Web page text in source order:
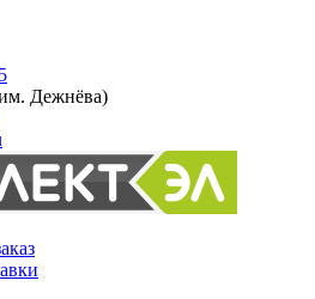
Дежнёва)